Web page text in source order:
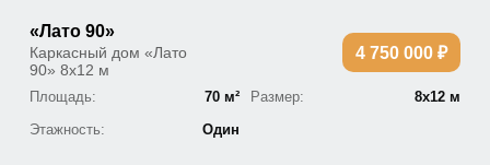
«Лато 90»
Каркасный дом «Лато
90» 8х12 м
4 750 000 ₽
Площадь: 70 м² Размер:
8х12 м
Этажность:
Один